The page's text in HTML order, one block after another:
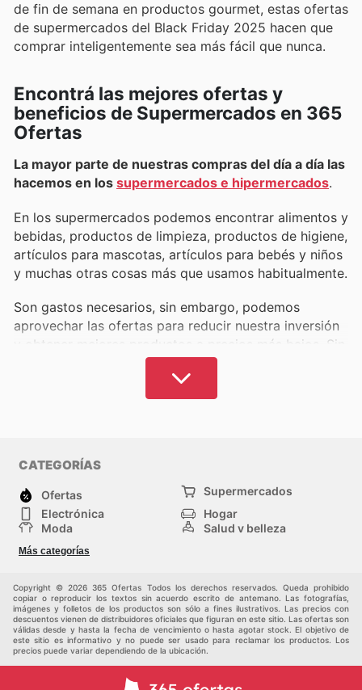
de fin de semana en productos gourmet, estas ofertas
de supermercados del Black Friday 2025 hacen que
comprar inteligentemente sea más fácil que nunca.
Encontrá las mejores ofertas y
beneficios de Supermercados en 365
Ofertas
La mayor parte de nuestras compras del día a día las
hacemos en los supermercados e hipermercados.
En los supermercados podemos encontrar alimentos y
bebidas, productos de limpieza, productos de higiene,
artículos para mascotas, artículos para bebés y niños
y muchas otras cosas más que usamos habitualmente.
Son gastos necesarios, sin embargo, podemos
aprovechar las ofertas para reducir nuestra inversión
y obtener mejores productos a precios más bajos. Sin
importar qué local te quede más cerca, podés
aprovechar las ofertas y descuentos para planear
mejor tus compras y ahorrar.
Descubrí las ofertas que estos locales tienen para vos
y conocé todas las posibilidades y formas de ahorrar.
Conocé también los programas de fidelización y de
puntos que te permitirán ahorrar más a largo plazo,
acceder a promociones exclusivas y conseguir
que estos locales tienen para vos y gastá tu plata de
forma inteligente, consiguiendo todo lo que necesitás
a precios más bajos y planeando tus compras con
anticipación.
CATEGORÍAS
Ofertas
Supermercados
Electrónica
Hogar
Moda
Salud y belleza
Deportes
Más categorías
Copyright © 2026 365 Ofertas Todos los derechos reservados. Queda prohibido
copiar o reproducir los textos sin acuerdo escrito de antemano. Las fotografías,
imágenes y folletos de los productos son sólo a fines ilustrativos. Las precios con
descuentos vienen de distribuidores oficiales que figuran en este sitio. Las ofertas son
válidas desde y hasta la fecha de vencimiento o hasta agotar stock. El objetivo de
este sitio es informativo y no puede ser usado para reclamar los productos. Los
precios puede variar dependiendo de la ubicación.